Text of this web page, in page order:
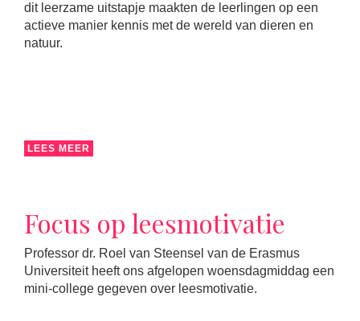
dit leerzame uitstapje maakten de leerlingen op een
actieve manier kennis met de wereld van dieren en
natuur.
LEES MEER
Focus op leesmotivatie
Professor dr. Roel van Steensel van de Erasmus
Universiteit heeft ons afgelopen woensdagmiddag een
mini-college gegeven over leesmotivatie.